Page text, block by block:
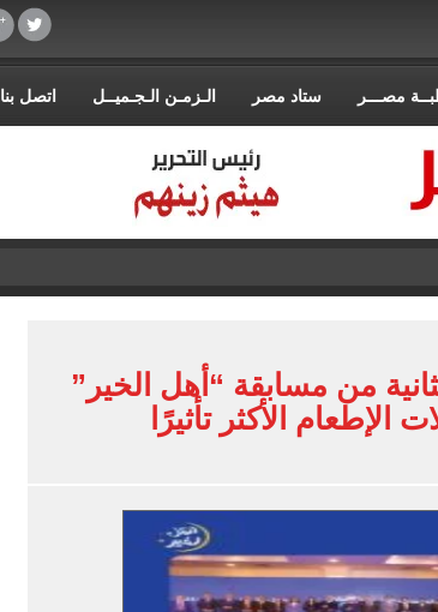
مصـــر ستاد مصر الـزمـن الـجـميــل اتصل بنا
من مسابقة “أهل الخير”